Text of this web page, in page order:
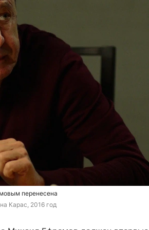
перенесена
Карас, 2016 год